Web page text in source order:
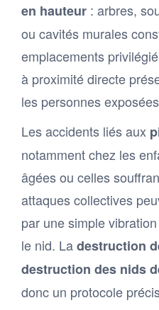
en hauteur : arbres,
ou cavités murales
emplacements
à proximité directe
les personnes
Les accidents liés aux
notamment chez les
âgées ou celles
attaques collectives
par une simple
le nid. Ladestruction
destruction des nids
donc un protocole